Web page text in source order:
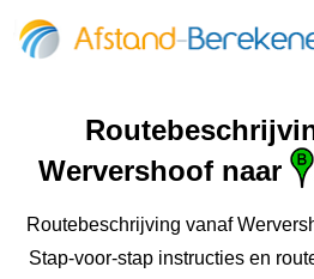
Wervershoof naar
Routebeschrijving vanaf
Stap-voor-stap instructies en